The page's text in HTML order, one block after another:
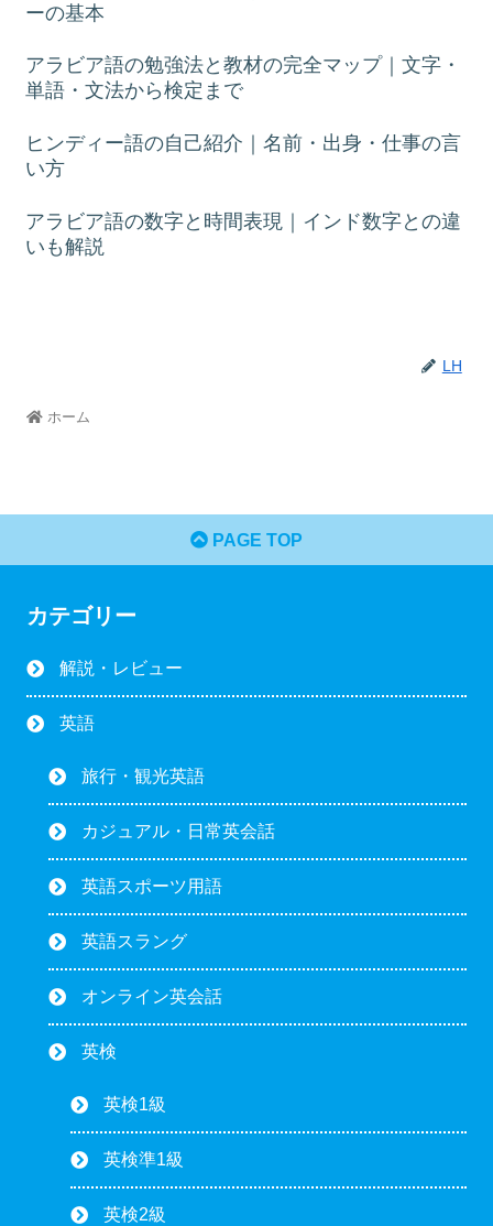
ーの基本
アラビア語の勉強法と教材の完全マップ｜文字・
単語・文法から検定まで
ヒンディー語の自己紹介｜名前・出身・仕事の言
い方
アラビア語の数字と時間表現｜インド数字との違
いも解説
LH
ホーム
PAGE TOP
カテゴリー
解説・レビュー
英語
旅行・観光英語
カジュアル・日常英会話
英語スポーツ用語
英語スラング
オンライン英会話
英検
英検1級
英検準1級
英検2級